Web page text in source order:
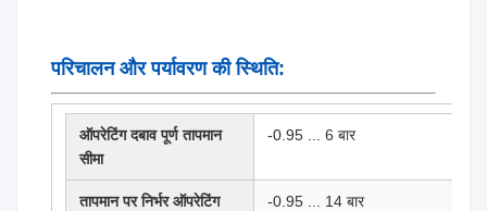
परिचालन और पर्यावरण की स्थिति:
ऑपरेटिंग दबाव पूर्ण तापमान
सीमा
-0.95 ... 6 बार
तापमान पर निर्भर ऑपरेटिंग
-0.95 ... 14 बार